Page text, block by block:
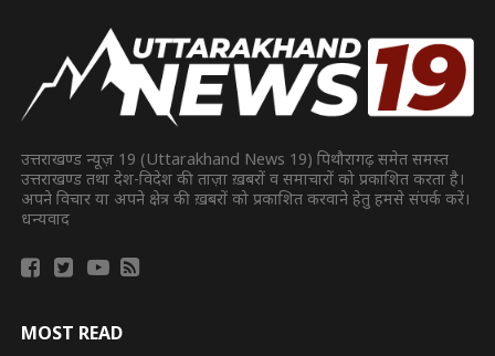
उत्तराखण्ड न्यूज़ 19 (Uttarakhand News 19) पिथौरागढ़ समेत समस्त
उत्तराखण्ड तथा देश-विदेश की ताज़ा ख़बरों व समाचारों को प्रकाशित करता है।
अपने विचार या अपने क्षेत्र की ख़बरों को प्रकाशित करवाने हेतु हमसे संपर्क करें।
धन्यवाद
MOST READ